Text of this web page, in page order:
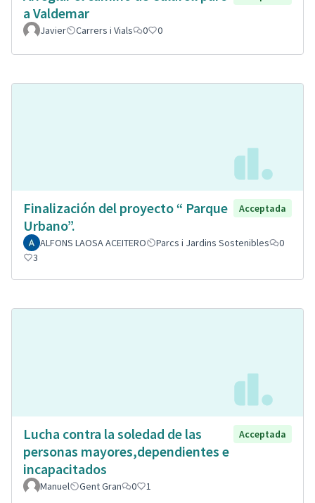
a Valdemar
Javier Carrers i Vials 0 0
Finalización del proyecto “ Parque
Urbano”.
Acceptada
ALFONS LAOSA ACEITERO Parcs i Jardins Sostenibles
0
3
Lucha contra la soledad de las
personas mayores,dependientes e
incapacitados
Acceptada
Manuel Gent Gran 0 1